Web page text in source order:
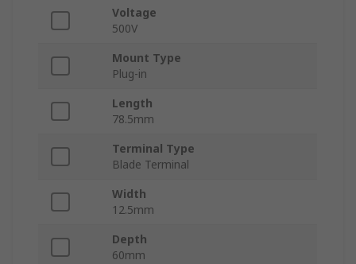
Voltage
500V
Mount Type
Plug-in
Length
78.5mm
Terminal Type
Blade Terminal
Width
12.5mm
Depth
60mm